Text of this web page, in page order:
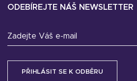
ODEBÍREJTE NÁŠ NEWSLETTER
Zadejte Váš e-mail